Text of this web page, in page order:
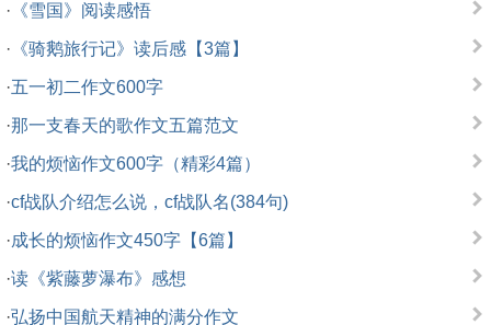
· 《雪国》阅读感悟
· 《骑鹅旅行记》读后感【3篇】
·五一初二作文600字
·那一支春天的歌作文五篇范文
·我的烦恼作文600字（精彩4篇）
·cf战队介绍怎么说，cf战队名(384句)
·成长的烦恼作文450字【6篇】
·读《紫藤萝瀑布》感想
·弘扬中国航天精神的满分作文